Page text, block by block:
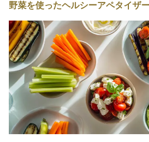
野菜を使ったヘルシーアペタイザ